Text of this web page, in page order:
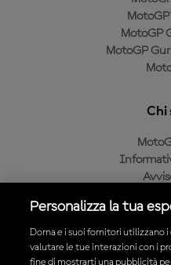
MotoGP
MotoGP
Chi
Personalizza la tua
Dorna e i suoi fornitori utilizzano
valutare le tue interazioni con i
fine di mostrarti una pubblicità